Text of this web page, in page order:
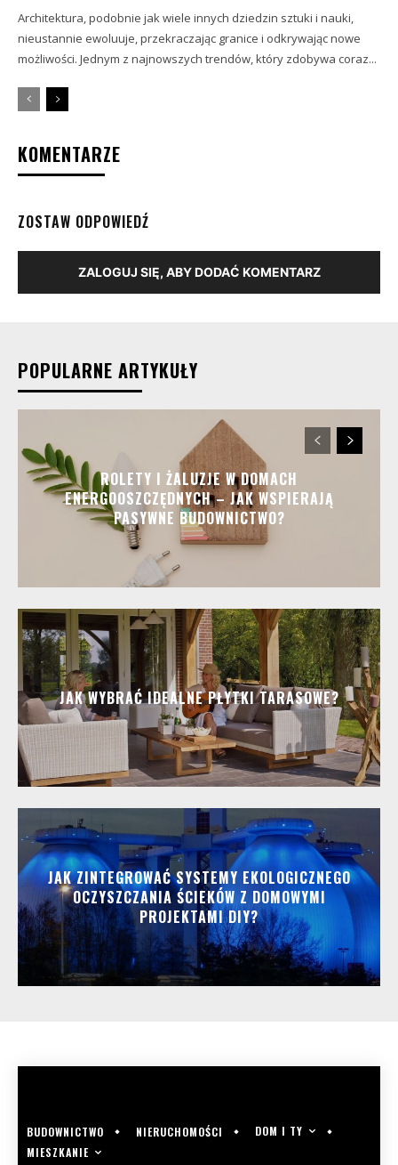
Architektura, podobnie jak wiele innych dziedzin sztuki i nauki,
nieustannie ewoluuje, przekraczając granice i odkrywając nowe
możliwości. Jednym z najnowszych trendów, który zdobywa coraz...
KOMENTARZE
ZOSTAW ODPOWIEDŹ
ZALOGUJ SIĘ, ABY DODAĆ KOMENTARZ
POPULARNE ARTYKUŁY
ROLETY I ŻALUZJE W DOMACH
ENERGOOSZCZĘDNYCH – JAK WSPIERAJĄ
PASYWNE BUDOWNICTWO?
JAK WYBRAĆ IDEALNE PŁYTKI TARASOWE?
JAK ZINTEGROWAĆ SYSTEMY EKOLOGICZNEGO
OCZYSZCZANIA ŚCIEKÓW Z DOMOWYMI
PROJEKTAMI DIY?
BUDOWNICTWO NIERUCHOMOŚCI
DOM I TY
MIESZKANIE